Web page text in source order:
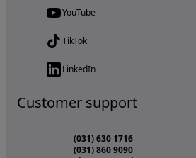
YouTube
TikTok
LinkedIn
Customer support
(031) 630 1716
(031) 860 9090